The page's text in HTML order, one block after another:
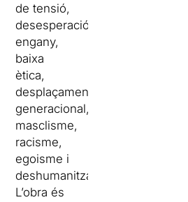
de tensió,
desesperació,
engany,
baixa
ètica,
desplaçament
generacional,
masclisme,
racisme,
egoisme i
deshumanització.”
L’obra és